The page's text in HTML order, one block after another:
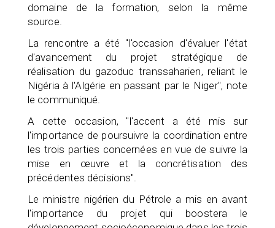
domaine de la formation, selon la même
source.
La rencontre a été "l'occasion d'évaluer l'état
d'avancement du projet stratégique de
réalisation du gazoduc transsaharien, reliant le
Nigéria à l'Algérie en passant par le Niger", note
le communiqué.
A cette occasion, "l'accent a été mis sur
l'importance de poursuivre la coordination entre
les trois parties concernées en vue de suivre la
mise en œuvre et la concrétisation des
précédentes décisions".
Le ministre nigérien du Pétrole a mis en avant
l'importance du projet qui boostera le